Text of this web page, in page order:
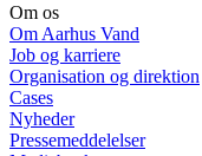
Om os
Om Aarhus Vand
Job og karriere
Organisation og direktion
Cases
Nyheder
Pressemeddelelser